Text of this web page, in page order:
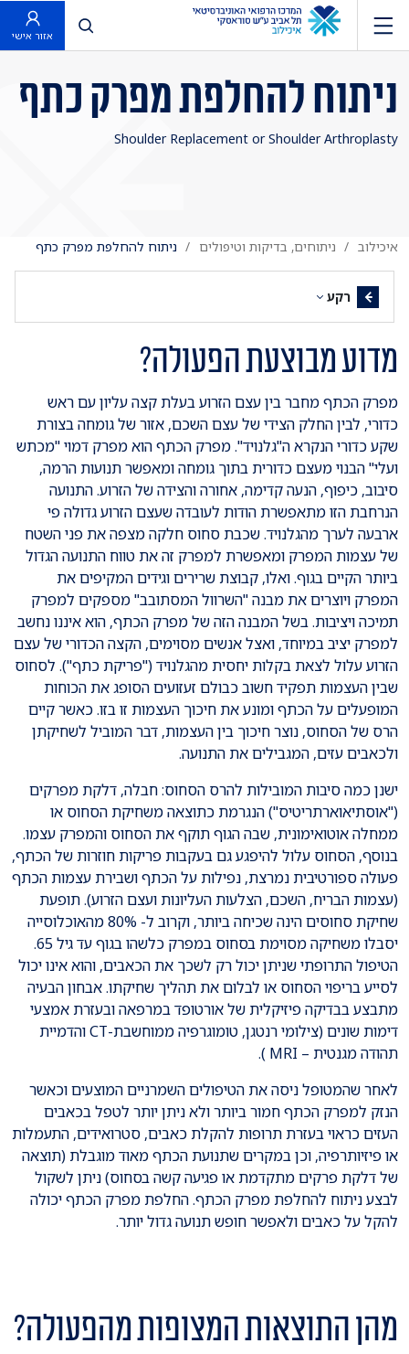
פתח חיפוש
אזור אישי
ניתוח להחלפת מפרק כתף
Shoulder Replacement or Shoulder Arthroplasty
איכילוב ניתוחים, בדיקות וטיפולים ניתוח להחלפת מפרק כתף
רקע
מדוע מבוצעת הפעולה?
מפרק הכתף מחבר בין עצם הזרוע בעלת קצה עליון עם ראש
כדורי, לבין החלק הצידי של עצם השכם, אזור של גומחה בצורת
שקע כדורי הנקרא ה"גלנויד". מפרק הכתף הוא מפרק דמוי "מכתש
ועלי" הבנוי מעצם כדורית בתוך גומחה ומאפשר תנועות הרמה,
סיבוב, כיפוף, הנעה קדימה, אחורה והצידה של הזרוע. התנועה
הנרחבת הזו מתאפשרת הודות לעובדה שעצם הזרוע גדולה פי
ארבעה לערך מהגלנויד. שכבת סחוס חלקה מצפה את פני השטח
של עצמות המפרק ומאפשרת למפרק זה את טווח התנועה הגדול
ביותר הקיים בגוף. ואלו, קבוצת שרירים וגידים המקיפים את
המפרק ויוצרים את מבנה "השרוול המסתובב" מספקים למפרק
תמיכה ויציבות. בשל המבנה הזה של מפרק הכתף, הוא איננו נחשב
למפרק יציב במיוחד, ואצל אנשים מסוימים, הקצה הכדורי של עצם
הזרוע עלול לצאת בקלות יחסית מהגלנויד ("פריקת כתף"). לסחוס
שבין העצמות תפקיד חשוב כבולם זעזועים הסופג את הכוחות
המופעלים על הכתף ומונע את חיכוך העצמות זו בזו. כאשר קיים
הרס של הסחוס, נוצר חיכוך בין העצמות, דבר המוביל לשחיקתן
ולכאבים עזים, המגבילים את התנועה.
ישנן כמה סיבות המובילות להרס הסחוס: חבלה, דלקת מפרקים
("אוסתיאוארתריטיס") הנגרמת כתוצאה משחיקת הסחוס או
ממחלה אוטואימונית, שבה הגוף תוקף את הסחוס והמפרק עצמו.
בנוסף, הסחוס עלול להיפגע גם בעקבות פריקות חוזרות של הכתף,
פעולה ספורטיבית נמרצת, נפילות על הכתף ושבירת עצמות הכתף
(עצמות הבריח, השכם, הצלעות העליונות ועצם הזרוע). תופעת
שחיקת סחוסים הינה שכיחה ביותר, וקרוב ל- 80% מהאוכלוסייה
יסבלו משחיקה מסוימת בסחוס במפרק כלשהו בגוף עד גיל 65.
הטיפול התרופתי שניתן יכול רק לשכך את הכאבים, והוא אינו יכול
לסייע בריפוי הסחוס או לבלום את תהליך שחיקתו. אבחון הבעיה
מתבצע בבדיקה פיזיקלית של אורטופד במרפאה ובעזרת אמצעי
דימות שונים (צילומי רנטגן, טומוגרפיה ממוחשבת-CT והדמיית
תהודה מגנטית – MRI ).
לאחר שהמטופל ניסה את הטיפולים השמרניים המוצעים וכאשר
הנזק למפרק הכתף חמור ביותר ולא ניתן יותר לטפל בכאבים
העזים כראוי בעזרת תרופות להקלת כאבים, סטרואידים, התעמלות
או פיזיותרפיה, וכן במקרים שתנועת הכתף מאוד מוגבלת (תוצאה
של דלקת פרקים מתקדמת או פגיעה קשה בסחוס) ניתן לשקול
לבצע ניתוח להחלפת מפרק הכתף. החלפת מפרק הכתף יכולה
להקל על כאבים ולאפשר חופש תנועה גדול יותר.
מהן התוצאות המצופות מהפעולה?